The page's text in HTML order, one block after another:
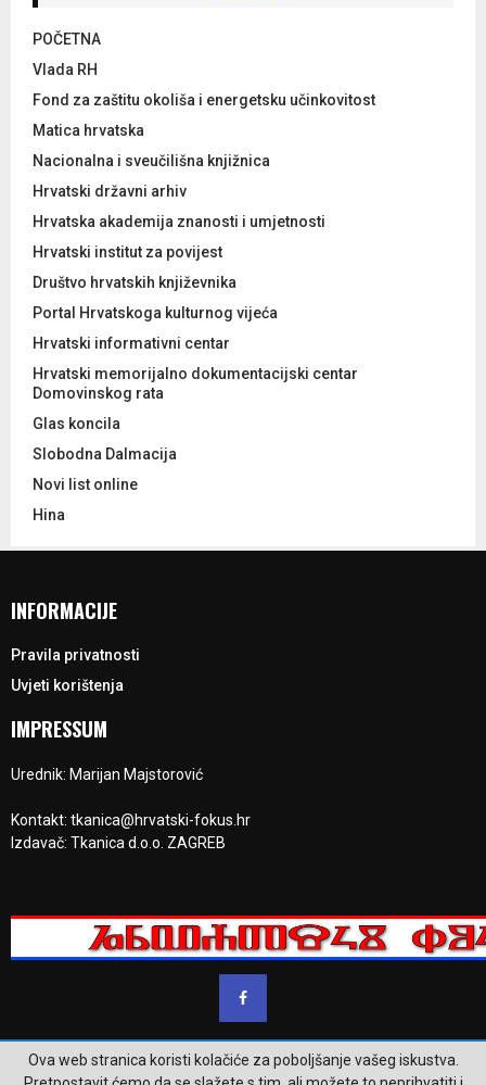
POČETNA
Vlada RH
Fond za zaštitu okoliša i energetsku učinkovitost
Matica hrvatska
Nacionalna i sveučilišna knjižnica
Hrvatski državni arhiv
Hrvatska akademija znanosti i umjetnosti
Hrvatski institut za povijest
Društvo hrvatskih književnika
Portal Hrvatskoga kulturnog vijeća
Hrvatski informativni centar
Hrvatski memorijalno dokumentacijski centar
Domovinskog rata
Glas koncila
Slobodna Dalmacija
Novi list online
Hina
INFORMACIJE
Pravila privatnosti
Uvjeti korištenja
IMPRESSUM
Urednik: Marijan Majstorović
Kontakt: tkanica@hrvatski-fokus.hr
Izdavač: Tkanica d.o.o. ZAGREB
@2023 - www.hrvatski-fokus.hr. Sva prava su zadržana.
Ova web stranica koristi kolačiće za poboljšanje vašeg iskustva.